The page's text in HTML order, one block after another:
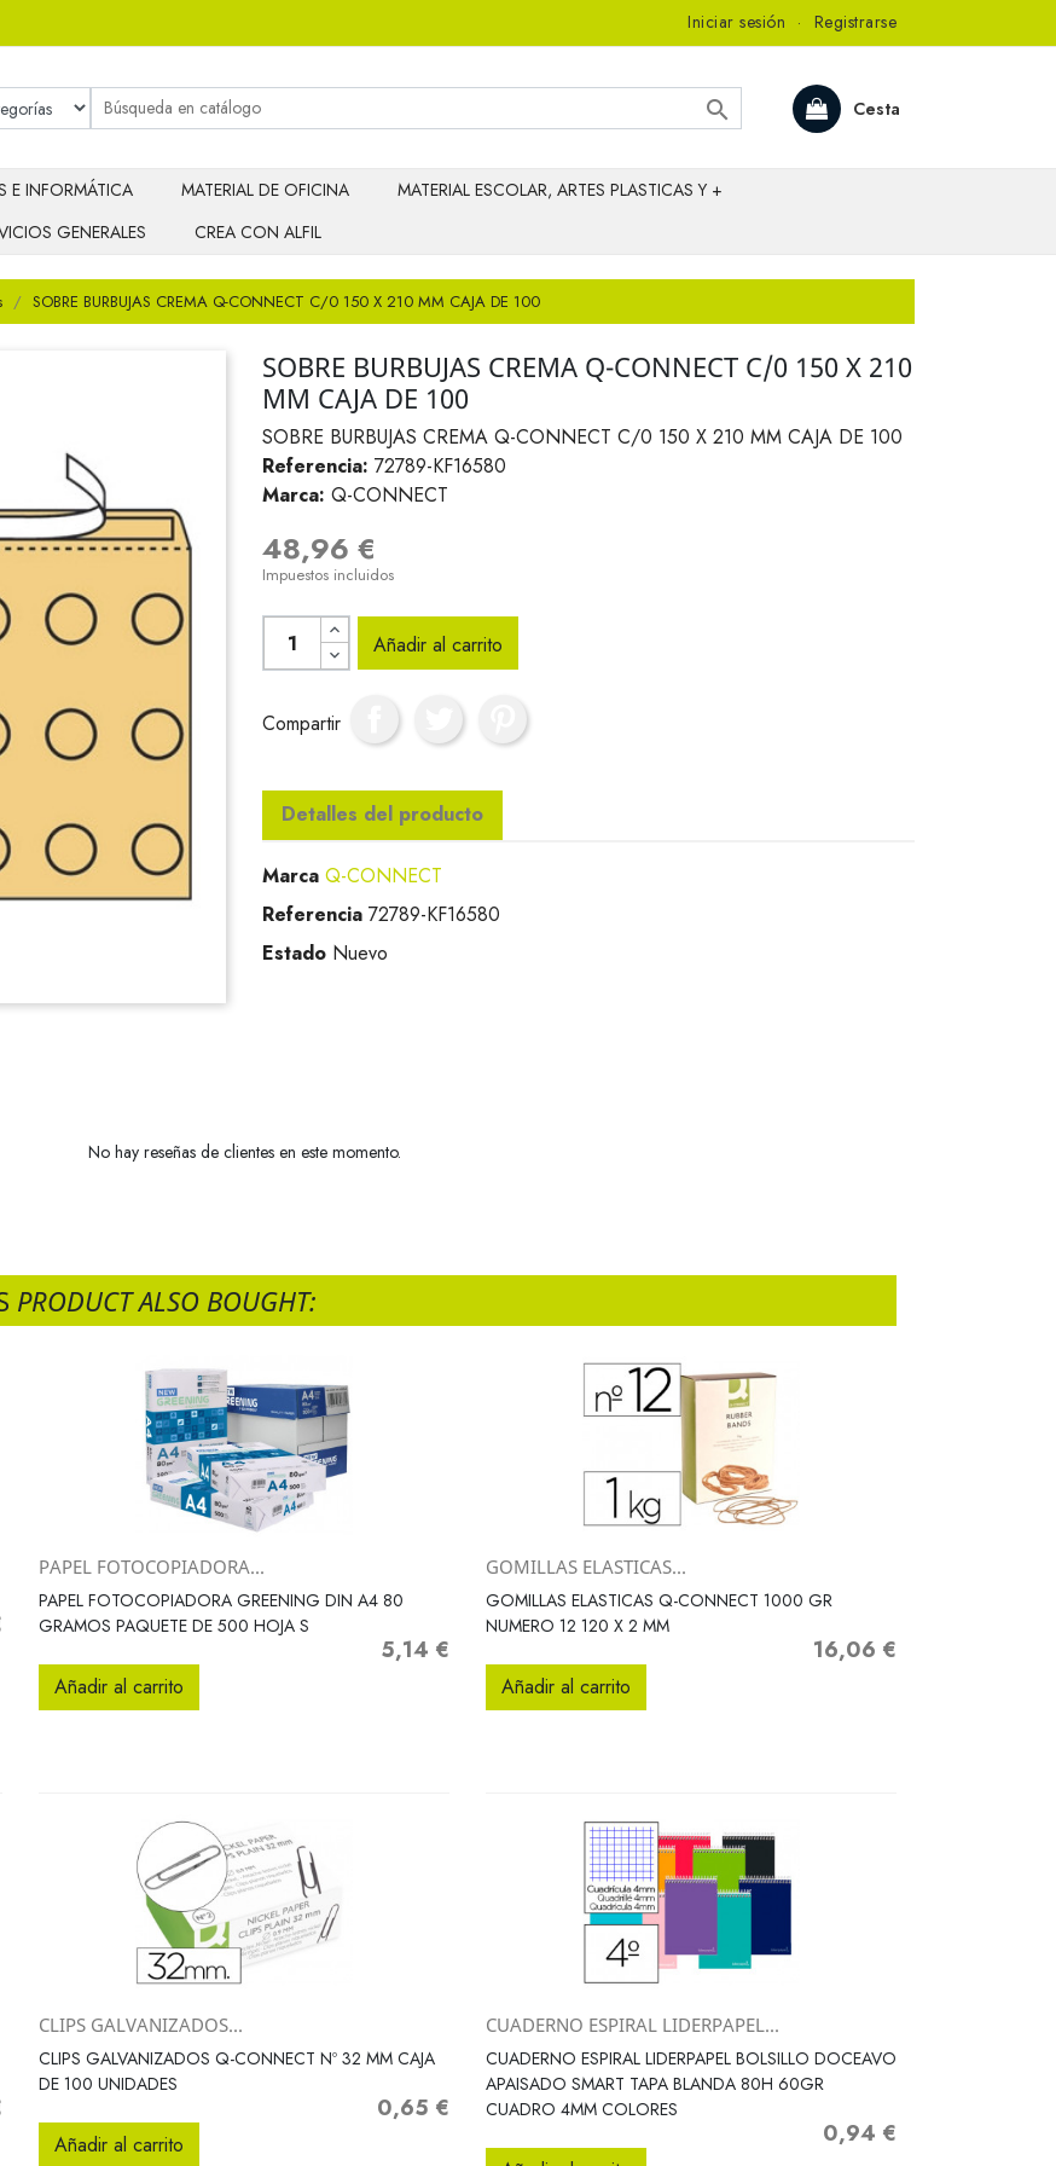
Iniciar sesión · Registrarse
Cesta

E INFORMÁTICA MATERIAL DE OFICINA
MATERIAL ESCOLAR, ARTES PLASTICAS Y +
GENERALES CREA CON ALFIL
SOBRE BURBUJAS CREMA Q-CONNECT C/0 150 X 210 MM CAJA DE 100
SOBRE BURBUJAS CREMA Q-CONNECT C/0 150 X 210
MM CAJA DE 100
SOBRE BURBUJAS CREMA Q-CONNECT C/0 150 X 210 MM CAJA DE 100
Referencia: 72789-KF16580
Marca: Q-CONNECT
48,96 €
Impuestos incluidos
Añadir al carrito
Compartir
Detalles del producto
Marca Q-CONNECT
Referencia 72789-KF16580
Estado Nuevo
No hay reseñas de clientes en este momento.
PRODUCT ALSO BOUGHT:
Vista rápida
PAPEL FOTOCOPIADORA...
PAPEL FOTOCOPIADORA GREENING DIN A4 80
GRAMOS PAQUETE DE 500 HOJA S
Precio
5,14 €
Añadir al carrito
 Vista rápida
GOMILLAS ELASTICAS...
GOMILLAS ELASTICAS Q-CONNECT 1000 GR
NUMERO 12 120 X 2 MM
Precio
16,06 €
Añadir al carrito
 Vista rápida
CLIPS GALVANIZADOS...
CLIPS GALVANIZADOS Q-CONNECT Nº 32 MM CAJA
DE 100 UNIDADES
Precio
0,65 €
Añadir al carrito
Vista rápida
CUADERNO ESPIRAL LIDERPAPEL...
CUADERNO ESPIRAL LIDERPAPEL BOLSILLO DOCEAVO
APAISADO SMART TAPA BLANDA 80H 60GR
CUADRO 4MM COLORES
Precio
0,94 €